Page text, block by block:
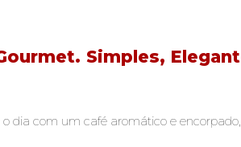
Simples,
dia com um café aromático e